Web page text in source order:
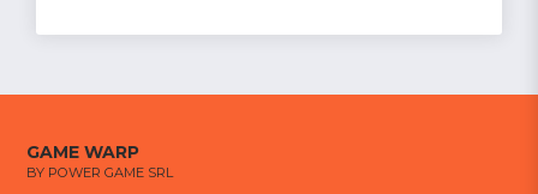
GAME WARP
BY POWER GAME SRL